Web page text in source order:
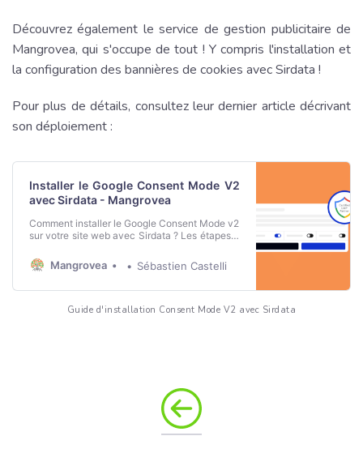
Découvrez également le service de gestion publicitaire de
Mangrovea, qui s'occupe de tout ! Y compris l'installation et
la configuration des bannières de cookies avec Sirdata !
Pour plus de détails, consultez leur dernier article décrivant
son déploiement :
Installer le Google Consent Mode V2
avec Sirdata - Mangrovea
Comment installer le Google Consent Mode v2
sur votre site web avec Sirdata ? Les étapes à
version.Mangrovea Sébastien Castelli
Guide d'installation Consent Mode V2 avec Sirdata